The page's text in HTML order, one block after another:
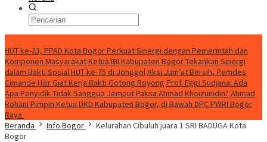
HUT ke-23, PPAD Kota Bogor Perkuat Sinergi dengan Pemerintah dan
Komponen MasyarakatKetua IBI Kabupaten Bogor Tekankan Sinergi
dalam Bakti Sosial HUT ke-75 di JonggolAksi Jum’at Bersih, Pemdes
Cimande Hilir Giat Kerja Bakti Gotong Royong Prof. Eggi Sudjana: Ada
Apa Penyidik Tidak Sanggup Jemput Paksa Ahmad Khoizunidin? Ahmad
Rohani Pimpin Ketua DKD Kabupaten Bogor, di Bawah DPC PWRI Bogor
Raya
Beranda
Info Bogor
Kelurahan Cibuluh juara 1 SRI BADUGA Kota
Bogor